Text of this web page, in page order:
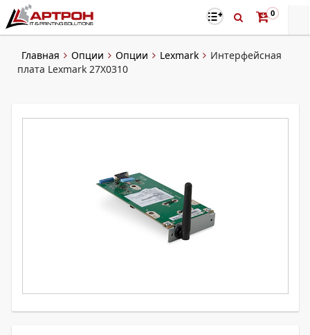
0
Главная Опции Опции Lexmark
Интерфейсная
плата Lexmark 27X0310